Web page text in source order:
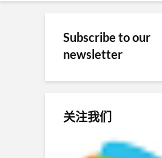
Subscribe to our
newsletter
关注我们